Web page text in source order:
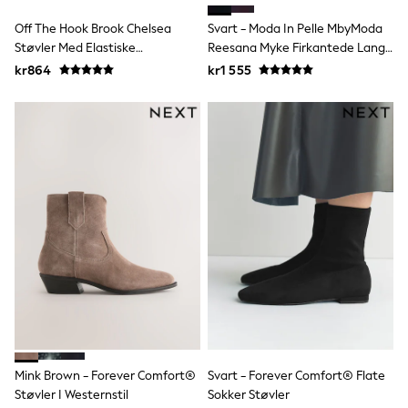
Rompersuits & Dungarees
Shop All
Dungarees
Disney
BOYS
140 - 174cm
Trending: Top & Short Sets
Trending: Clogs
Toy Story
Pokemon
Spiderman
THE SET
T-Shirts
Sets & Outfits
Sweatshirts & Hoodies
Jumpers & Knitwear
Off The Hook Brook Chelsea
Støvler Med Elastiske
Sidepaneler
kr864
Svart - Moda In Pelle MbyModa
Reesana Myke Firkantede Lange
Støvler I Semsket Skinn
kr1 555
Mink Brown - Forever Comfort®
Støvler I Westernstil
Svart - Forever Comfort® Flate
Sokker Støvler